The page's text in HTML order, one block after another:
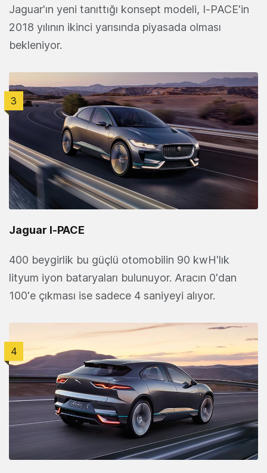
Jaguar'ın yeni tanıttığı konsept modeli, I‑PACE'in
2018 yılının ikinci yarısında piyasada olması
bekleniyor.
3
Jaguar I‑PACE
400 beygirlik bu güçlü otomobilin 90 kwH'lık
lityum iyon bataryaları bulunuyor. Aracın 0'dan
100'e çıkması ise sadece 4 saniyeyi alıyor.
4